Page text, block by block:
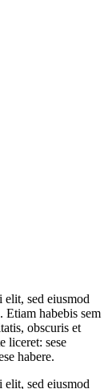
sed eiusmod
Etiam habebis sem
obscuris et
liceret: sese
habere.
sed eiusmod